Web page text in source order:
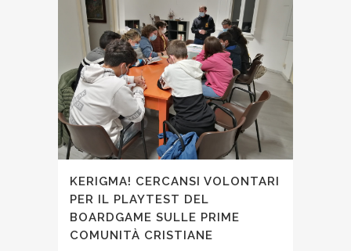
KERIGMA! CERCANSI VOLONTARI
PER IL PLAYTEST DEL
BOARDGAME SULLE PRIME
COMUNITÀ CRISTIANE